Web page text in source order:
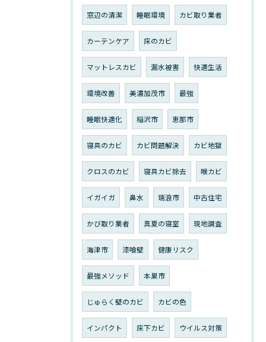
窓辺の清潔 睡眠環境 カビ取り業者
カーテンケア 床のカビ
マットレスカビ 漏水被害 快適生活
環境改善 美濃加茂市 最強
睡眠快適化 稲沢市 恵那市
寝具のカビ カビ問題解決 カビ地獄
クロスのカビ 寝具カビ除去 喉カビ
イガイガ 鼻水 瑞浪市 中古住宅
かび取り業者 真夏の寝室 現地調査
海津市 漆喰壁 健康リスク
最強メソッド 本巣市
じゅらく壁のカビ カビの色
インパクト 床下カビ ウイルス対策